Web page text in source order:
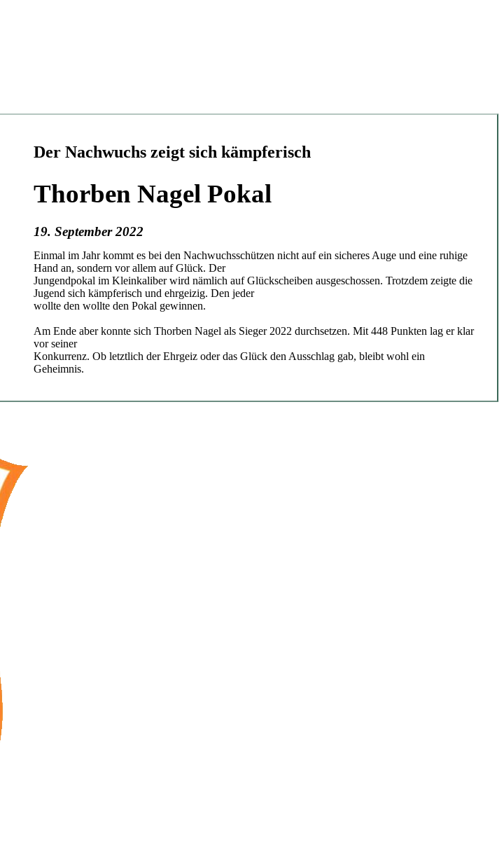
Der Nachwuchs zeigt sich kämpferisch
Thorben Nagel Pokal
19. September 2022
Einmal im Jahr kommt es bei den Nachwuchsschützen nicht auf ein sicheres Auge und eine ruhige
Hand an, sondern vor allem auf Glück. Der
Jungendpokal im Kleinkaliber wird nämlich auf Glückscheiben ausgeschossen. Trotzdem zeigte die
Jugend sich kämpferisch und ehrgeizig. Den jeder
wollte den wollte den Pokal gewinnen.
Am Ende aber konnte sich Thorben Nagel als Sieger 2022 durchsetzen. Mit 448 Punkten lag er klar
vor seiner
Konkurrenz. Ob letztlich der Ehrgeiz oder das Glück den Ausschlag gab, bleibt wohl ein
Geheimnis.